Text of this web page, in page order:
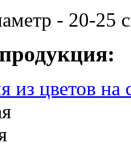
- 20-25
из цветов на